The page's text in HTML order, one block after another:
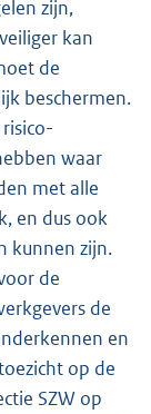
zijn,
kan
de
beschermen.
waar
met alle
en dus ook
kunnen zijn.
de
de
en
op de
SZW op